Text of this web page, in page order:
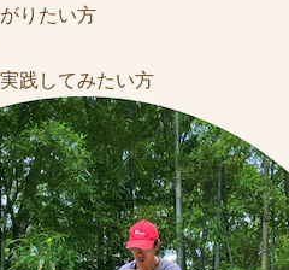
りたい方
践してみたい方